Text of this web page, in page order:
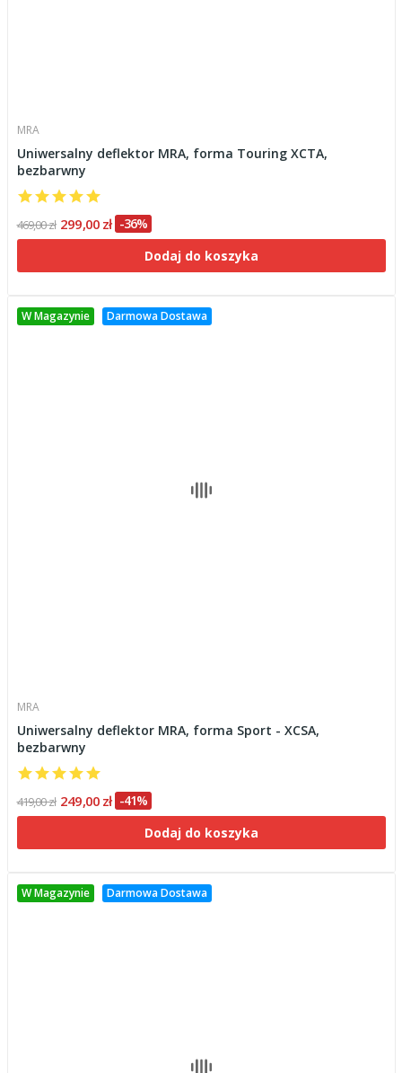
MRA
Uniwersalny deflektor MRA, forma Touring XCTA,
bezbarwny
469,00 zł 299,00 zł -36%
Dodaj do koszyka
W Magazynie Darmowa Dostawa
MRA
Uniwersalny deflektor MRA, forma Sport - XCSA,
bezbarwny
419,00 zł 249,00 zł -41%
Dodaj do koszyka
W Magazynie Darmowa Dostawa